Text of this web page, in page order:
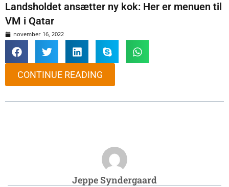
Landsholdet ansætter ny kok: Her er menuen til
VM i Qatar
november 16, 2022
CONTINUE READING
Jeppe Syndergaard